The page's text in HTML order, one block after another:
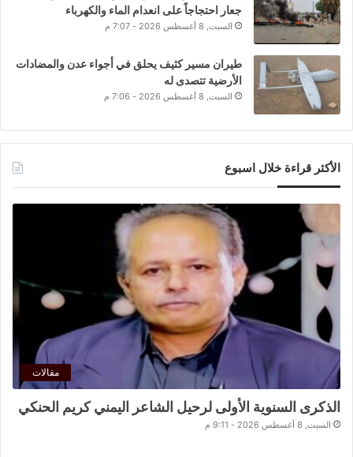
جعار احتجاجاً على انعدام الماء والكهرباء
السبت, 8 أغسطس 2026 - 7:07 م
طيران مسير كثيف يحلق في أجواء عدن والمضادات
الأرضية تتصدى له
السبت, 8 أغسطس 2026 - 7:06 م
الأكثر قراءة خلال اسبوع
مقالات
الذكرى السنوية الأولى لرحيل الشاعر اليمني كريم الحنكي
السبت, 8 أغسطس 2026 - 9:11 م